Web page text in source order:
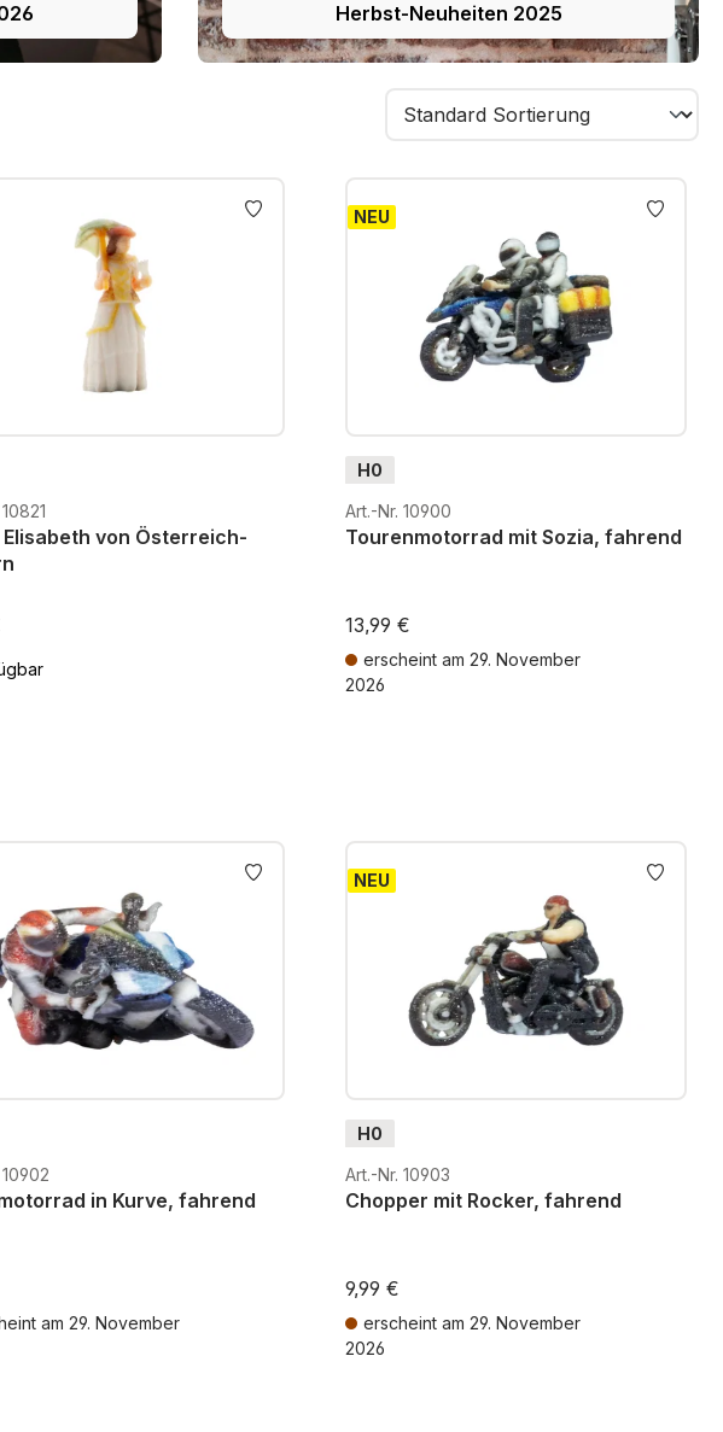
Herbst-Neuheiten 2025
von Österreich-
NEU
H0
Art.-Nr. 10900
Tourenmotorrad mit Sozia, fahrend
13,99 €
erscheint am 29. November
2026
in Kurve, fahrend
am 29. November
NEU
H0
Art.-Nr. 10903
Chopper mit Rocker, fahrend
9,99 €
erscheint am 29. November
2026